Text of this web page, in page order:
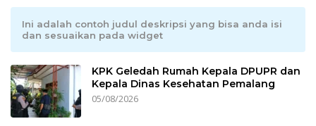
Ini adalah contoh judul deskripsi yang bisa anda isi
dan sesuaikan pada widget
KPK Geledah Rumah Kepala DPUPR dan
Kepala Dinas Kesehatan Pemalang
05/08/2026